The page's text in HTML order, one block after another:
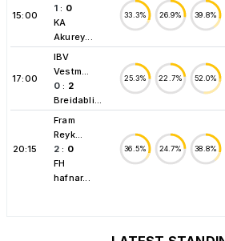
15:00
1 : 0
KA
Akurey...
33.3% 26.9% 39.8%
17:00
IBV
Vestm...
0 : 2
Breidabli...
25.3% 22.7% 52.0%
20:15
Fram
Reyk...
2 : 0
FH
hafnar...
36.5% 24.7% 38.8%